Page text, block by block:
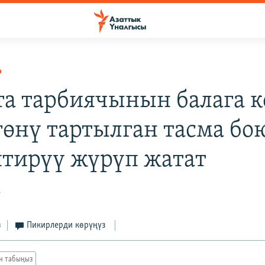
тарбиячынын балага
тартылган тасма
жүрүп жатат
Пикирлерди көрүңүз
табыңыз